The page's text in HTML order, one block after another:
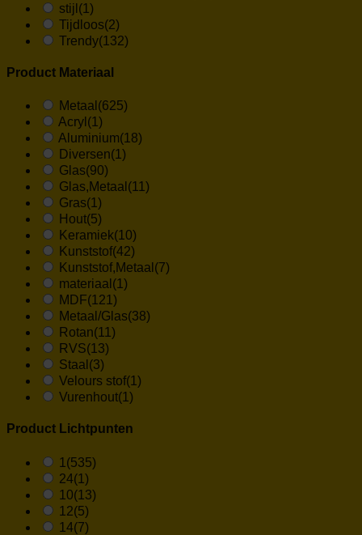
stijl (1)
Tijdloos(2)
Trendy(132)
Product Materiaal
Metaal (625)
Acryl (1)
Aluminium(18)
Diversen(1)
Glas(90)
Glas,Metaal (11)
Gras(1)
Hout(5)
Keramiek(10)
Kunststof(42)
Kunststof,Metaal (7)
materiaal (1)
MDF(121)
Metaal/Glas(38)
Rotan(11)
RVS(13)
Staal (3)
Velours stof(1)
Vurenhout(1)
Product Lichtpunten
1 (535)
24(1)
10(13)
12(5)
14(7)